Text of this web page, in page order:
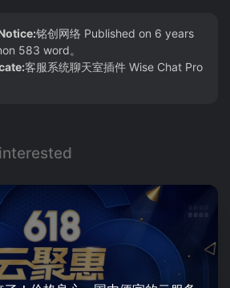
铭创网络 Published on 6 years
583 word。
客服系统聊天室插件 Wise Chat Pro